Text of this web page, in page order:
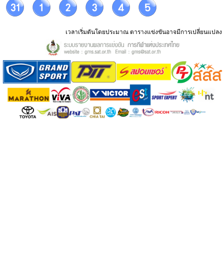
เวลาเริ่มตันโดยประมาณ ตารางแข่งขันอาจมีการเปลี่ยนแปลง